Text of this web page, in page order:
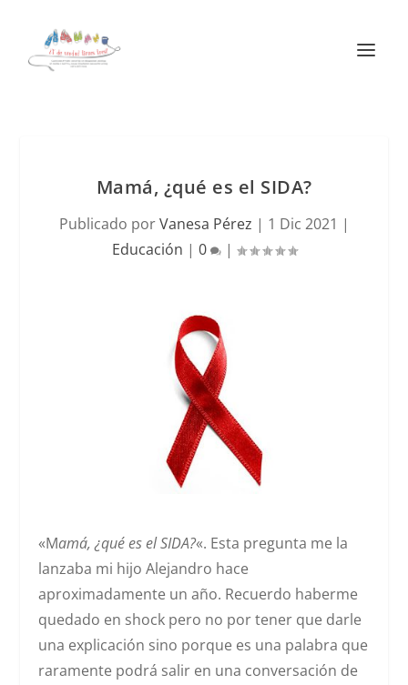
Mamá, ¿qué es el SIDA?
Publicado porVanesa Pérez | 1 Dic 2021 |
Educación | 0 |
«Mamá, ¿qué es el SIDA?«. Esta pregunta me la
lanzaba mi hijo Alejandro hace
aproximadamente un año. Recuerdo haberme
quedado en shock pero no por tener que darle
una explicación sino porque es una palabra que
raramente podrá salir en una conversación de